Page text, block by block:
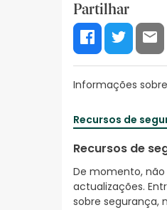
Partilhar
Informações
Recursos de
Recursos de
De momento,
actualizações.
sobre segurança,